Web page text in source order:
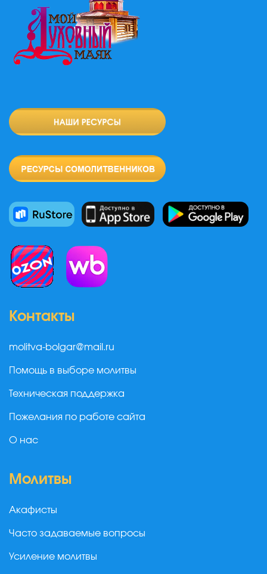
Контакты
molitva-bolgar@mail.ru
Помощь в выборе молитвы
Техническая поддержка
Пожелания по работе сайта
О нас
Молитвы
Акафисты
Часто задаваемые вопросы
Усиление молитвы